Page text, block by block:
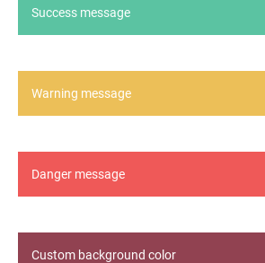
Success message
Warning message
Danger message
Custom background color